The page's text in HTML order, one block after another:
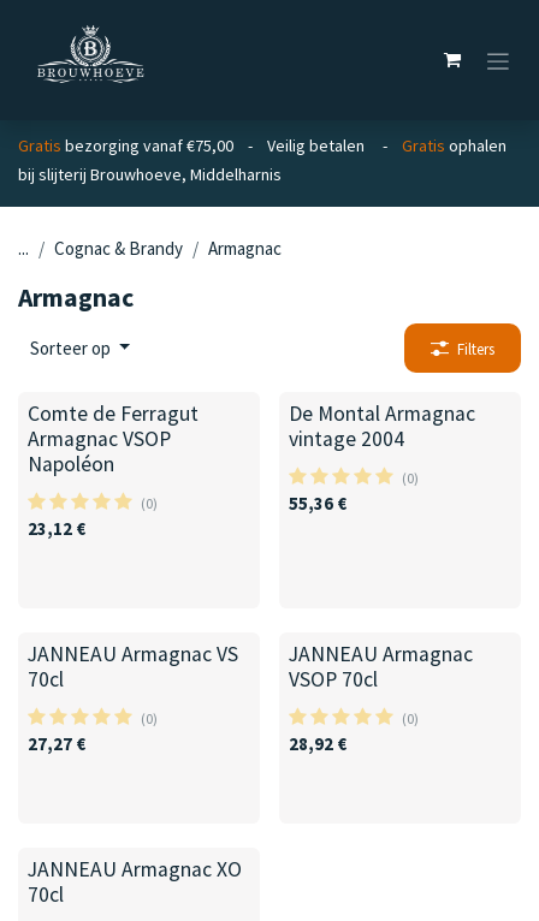
Gratis bezorging vanaf €75,00 - Veilig betalen - Gratis ophalen
bij slijterij Brouwhoeve, Middelharnis
... Cognac & Brandy Armagnac
Armagnac
Sorteer op Filters
Comte de Ferragut
Armagnac VSOP
Napoléon
(0)
23,12 €
De Montal Armagnac
vintage 2004
(0)
55,36€
JANNEAU Armagnac VS
70cl
(0)
27,27 €
JANNEAU Armagnac
VSOP 70cl
(0)
28,92€
JANNEAU Armagnac XO
70cl